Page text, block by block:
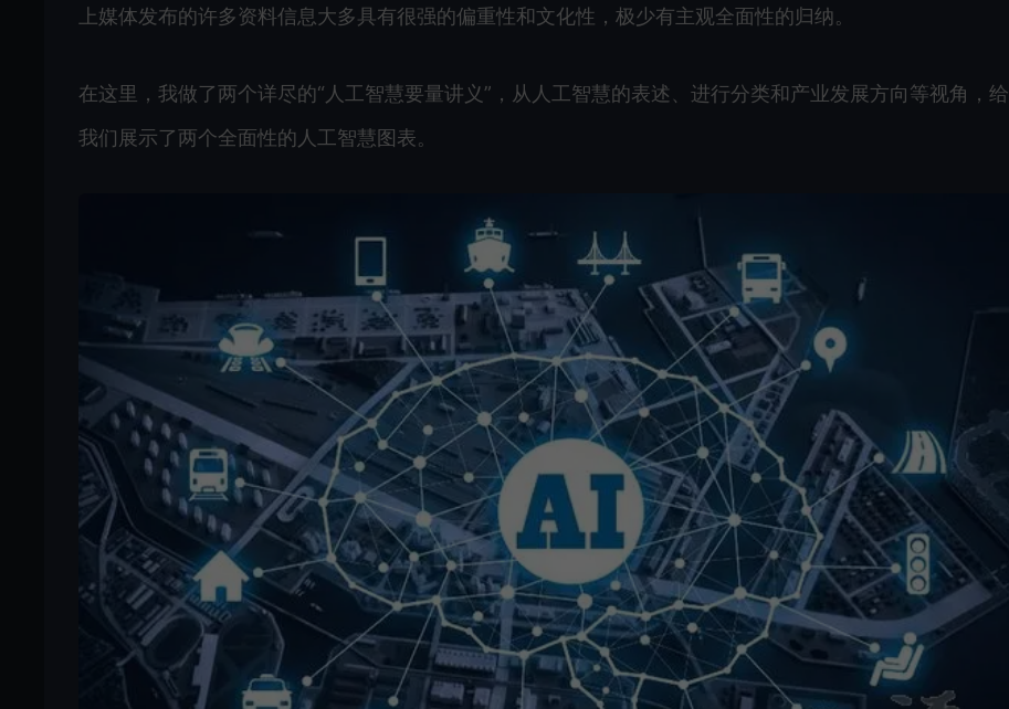
上媒体发布的许多资料信息大多具有很强的偏重性和文化性，极少有主观全面性的归纳。
在这里，我做了两个详尽的“人工智慧要量讲义”，从人工智慧的表述、进行分类和产业发展方向等视角，给
我们展示了两个全面性的人工智慧图表。